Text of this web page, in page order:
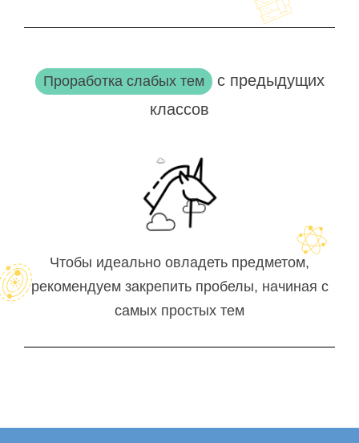
Проработка слабых тем с предыдущих
классов
Чтобы идеально овладеть предметом,
рекомендуем закрепить пробелы, начиная с
самых простых тем